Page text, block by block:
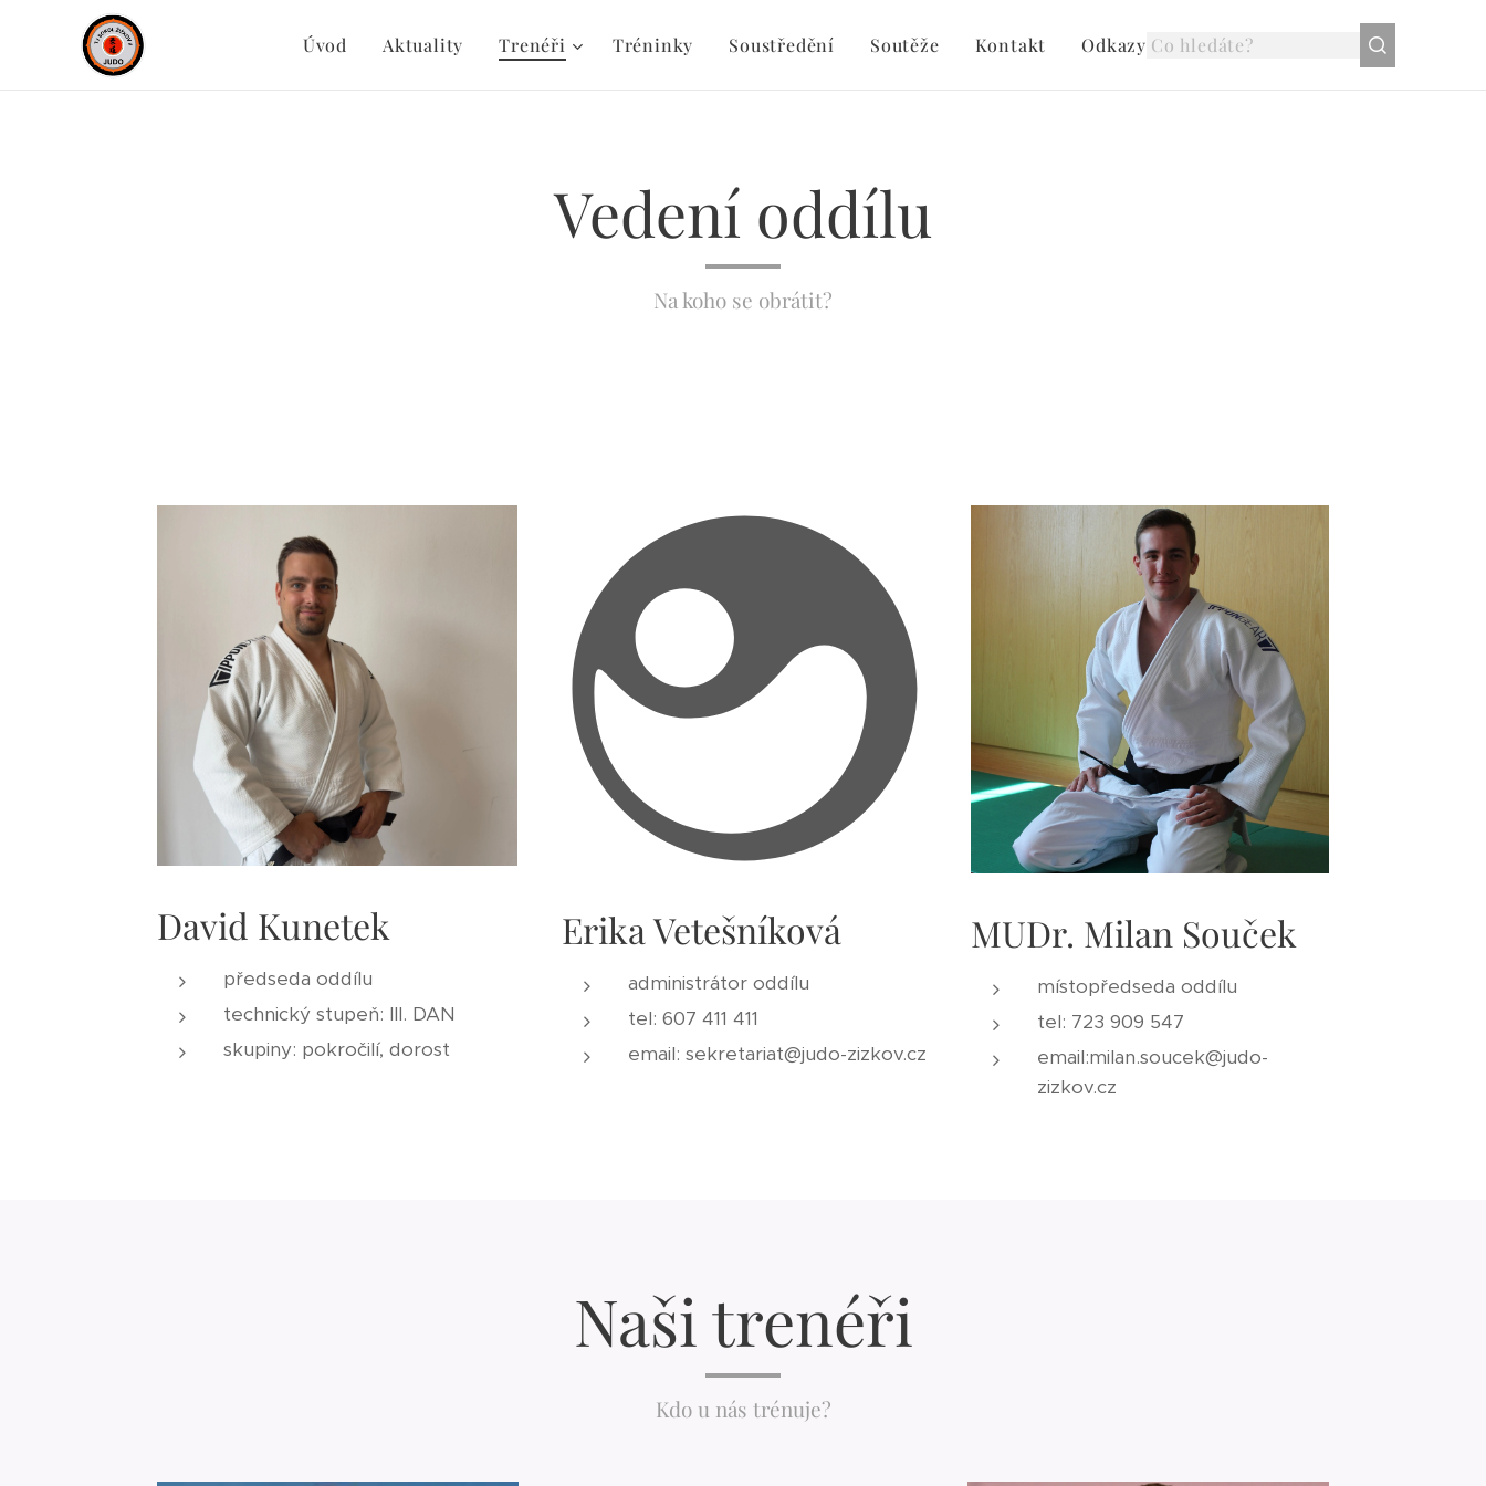
Úvod Aktuality Trenéři Tréninky Soustředění Soutěže Kontakt Odkazy
Vedení oddílu
Na koho se obrátit?
David Kunetek
předseda oddílu
technický stupeň: III. DAN
skupiny: pokročilí, dorost
Erika Vetešníková
administrátor oddílu
tel: 607 411 411
email: sekretariat@judo-zizkov.cz
MUDr. Milan Souček
místopředseda oddílu
tel: 723 909 547
email:milan.soucek@judo-
zizkov.cz
Naši trenéři
Kdo u nás trénuje?